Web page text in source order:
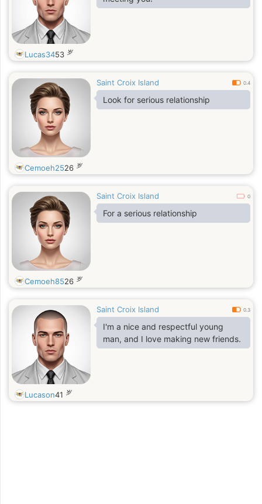
Lucas3453 岁
Saint Croix Island 0.4
Look for serious relationship
Cemoeh2526 岁
Saint Croix Island 0
For a serious relationship
Cemoeh8526 岁
Saint Croix Island 0.3
I'm a nice and respectful young
man, and I love making new friends.
Lucason41 岁